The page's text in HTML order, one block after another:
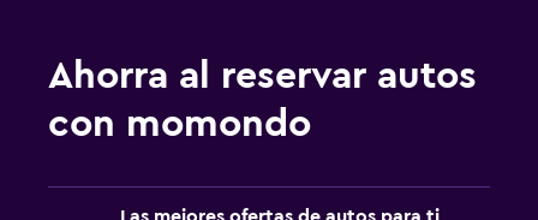
Ahorra al reservar autos
con momondo